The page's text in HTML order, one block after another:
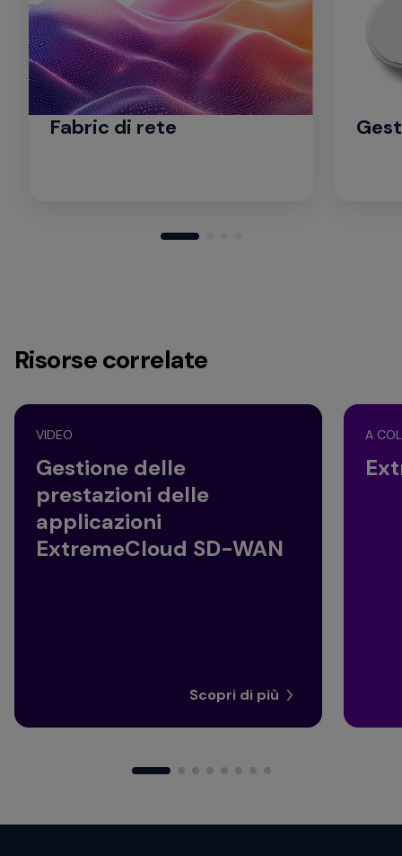
Fabric di rete
Risorse correlate
VIDEO
Gestione delle
prestazioni delle
applicazioni
ExtremeCloud SD-WAN
Scopri di più
A